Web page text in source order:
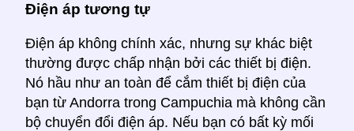
Điện áp tương tự
Điện áp không chính xác, nhưng sự khác biệt
thường được chấp nhận bởi các thiết bị điện.
Nó hầu như an toàn để cắm thiết bị điện của
bạn từ Andorra trong Campuchia mà không cần
bộ chuyển đổi điện áp. Nếu bạn có bất kỳ mối